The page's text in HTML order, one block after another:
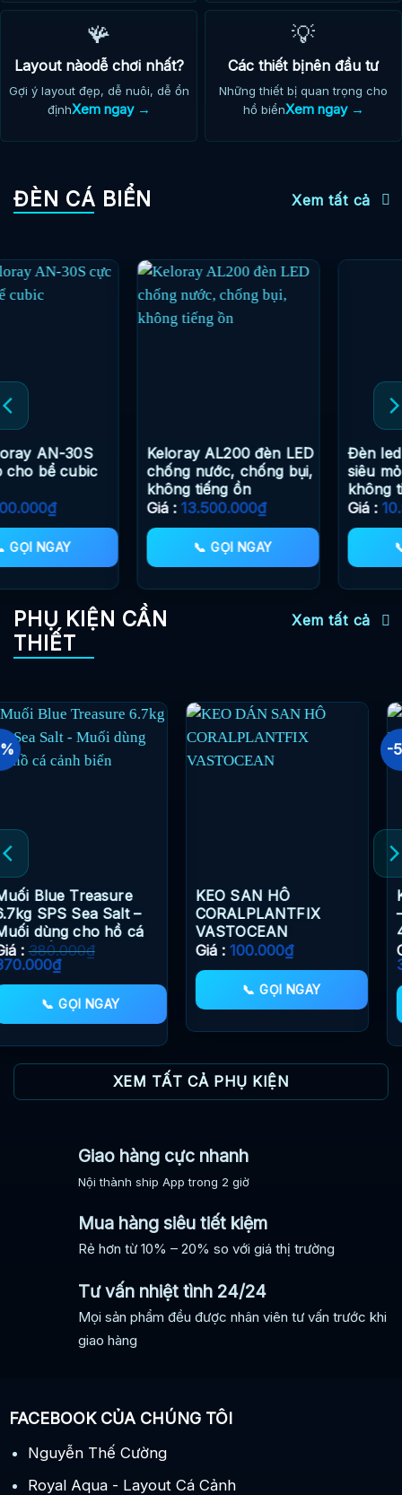
🪸
Layout nàodễ chơi nhất?
Gợi ý layout đẹp, dễ nuôi, dễ ổn
địnhXem ngay →
💡
Các thiết bịnên đầu tư
Những thiết bị quan trọng cho
hồ biểnXem ngay →
ĐÈN CÁ BIỂN Xem tất cả
Đèn led Keloray AL150
siêu mỏng nhẹ PAR cao
Giá :10.500.000
📞 GỌI NGAY
Đèn led Keloray iSea100
vỏ nhôm tuyệt đẹp cho
bể san hô
Giá :3.950.000
📞 GỌI NGAY
PHỤ KIỆN CẦN
THIẾT
Xem tất cả
KEO SAN HÔ
CORALPLANTFIX
VASTOCEAN
Giá :100.000
📞 GỌI NGAY
Kẹp gắp san hô carbon
– Vastocean không rỉ
49.5cm
Giá :380.000
380.000₫.
₫Giá
tại
là:
XEM TẤT CẢ PHỤ KIỆN
Giao hàng cực nhanh
Nội thành ship App trong 2 giờ
Mua hàng siêu tiết kiệm
Rẻ hơn từ 10% – 20% so với giá thị trường
Tư vấn nhiệt tình 24/24
Mọi sản phẩm đều được nhân viên tư vấn trước khi
giao hàng
FACEBOOK CỦA CHÚNG TÔI
Nguyễn Thế Cường
Royal Aqua - Layout Cá Cảnh